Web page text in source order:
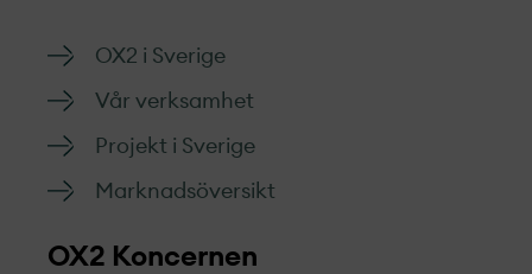
OX2 i Sverige
Vår verksamhet
Projekt­ i Sverige
Marknads­översikt
OX2 Koncernen